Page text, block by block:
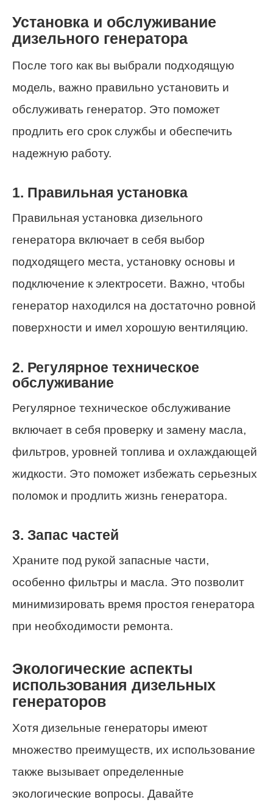
Установка и обслуживание
дизельного генератора
После того как вы выбрали подходящую
модель, важно правильно установить и
обслуживать генератор. Это поможет
продлить его срок службы и обеспечить
надежную работу.
1. Правильная установка
Правильная установка дизельного
генератора включает в себя выбор
подходящего места, установку основы и
подключение к электросети. Важно, чтобы
генератор находился на достаточно ровной
поверхности и имел хорошую вентиляцию.
2. Регулярное техническое
обслуживание
Регулярное техническое обслуживание
включает в себя проверку и замену масла,
фильтров, уровней топлива и охлаждающей
жидкости. Это поможет избежать серьезных
поломок и продлить жизнь генератора.
3. Запас частей
Храните под рукой запасные части,
особенно фильтры и масла. Это позволит
минимизировать время простоя генератора
при необходимости ремонта.
Экологические аспекты
использования дизельных
генераторов
Хотя дизельные генераторы имеют
множество преимуществ, их использование
также вызывает определенные
экологические вопросы. Давайте